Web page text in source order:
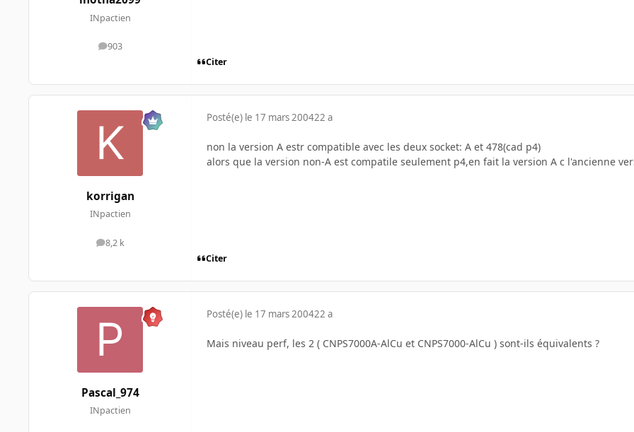
INpactien
903
messages
Citer
korrigan
INpactien
8,2 k
messages
Posté(e) le 17 mars 200422 a
non la version A estr compatible avec les deux socket: A et 478(cad p4)
alors que la version non-A est compatile seulement p4,en fait la version A c l'ancienne
Citer
Pascal_974
INpactien
Posté(e) le 17 mars 200422 a
Mais niveau perf, les 2 ( CNPS7000A-AlCu et CNPS7000-AlCu ) sont-ils équivalents ?